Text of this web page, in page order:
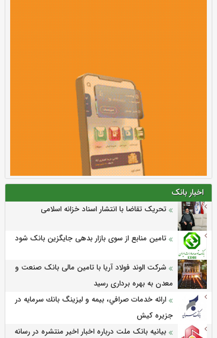
اخبار بانک
تحریک تقاضا با انتشار اسناد خزانه اسلامی
تامین منابع از سوی بازار بدهی جایگزین بانک شود
شرکت الوند فولاد آریا با تامین مالی بانک صنعت و
معدن به بهره برداری رسید
ارائه خدمات صرافي، بيمه و ليزينگ بانك سرمايه در
جزيره كيش
بیانیه بانک ملت درباره اخبار اخیر منتشره در رسانه